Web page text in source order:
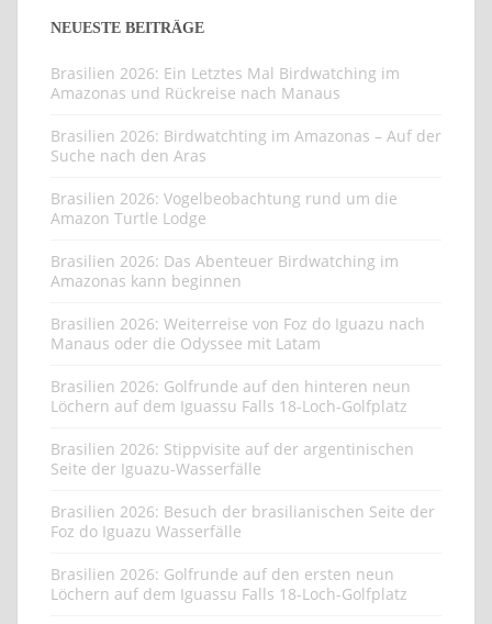
NEUESTE BEITRÄGE
Brasilien 2026: Ein Letztes Mal Birdwatching im
Amazonas und Rückreise nach Manaus
Brasilien 2026: Birdwatchting im Amazonas – Auf der
Suche nach den Aras
Brasilien 2026: Vogelbeobachtung rund um die
Amazon Turtle Lodge
Brasilien 2026: Das Abenteuer Birdwatching im
Amazonas kann beginnen
Brasilien 2026: Weiterreise von Foz do Iguazu nach
Manaus oder die Odyssee mit Latam
Brasilien 2026: Golfrunde auf den hinteren neun
Löchern auf dem Iguassu Falls 18-Loch-Golfplatz
Brasilien 2026: Stippvisite auf der argentinischen
Seite der Iguazu-Wasserfälle
Brasilien 2026: Besuch der brasilianischen Seite der
Foz do Iguazu Wasserfälle
Brasilien 2026: Golfrunde auf den ersten neun
Löchern auf dem Iguassu Falls 18-Loch-Golfplatz